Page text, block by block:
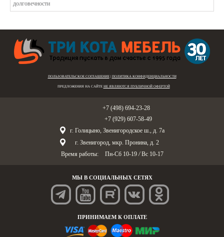
ПОЛЬЗОВАТЕЛЬСКОЕ СОГЛАШЕНИЕ| ПОЛИТИКА КОНФИДЕНЦИАЛЬНОСТИ
ПРЕДЛОЖЕНИЯ НА САЙТЕ НЕ ЯВЛЯЮТСЯ ПУБЛИЧНОЙ ОФЕРТОЙ
+7 (498) 694-23-28
+7 (929) 607-58-49
г. Голицыно, Звенигородское ш., д. 7а
г. Звенигород, мкр. Пронина, д. 2
Время работы:
Пн-Сб 10-19 / Вс 10-17
МЫ В СОЦИАЛЬНЫХ СЕТЯХ
ПРИНИМАЕМ К ОПЛАТЕ